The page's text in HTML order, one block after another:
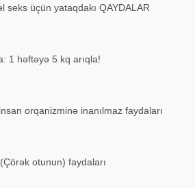
seks üçün yataqdakı QAYDALAR
1 həftəyə 5 kq arıqla!
orqanizminə inanılmaz faydaları
otunun) faydaları